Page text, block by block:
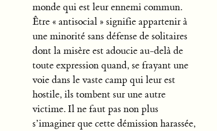
monde qui est leur ennemi commun.
Être « antisocial » signifie appartenir à
une minorité sans défense de solitaires
dont la misère est adoucie au-delà de
toute expression quand, se frayant une
voie dans le vaste camp qui leur est
hostile, ils tombent sur une autre
victime. Il ne faut pas non plus
s’imaginer que cette démission harassée,